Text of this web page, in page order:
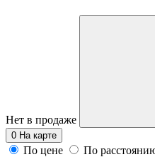
Нет в продаже
0 На карте
По цене
По